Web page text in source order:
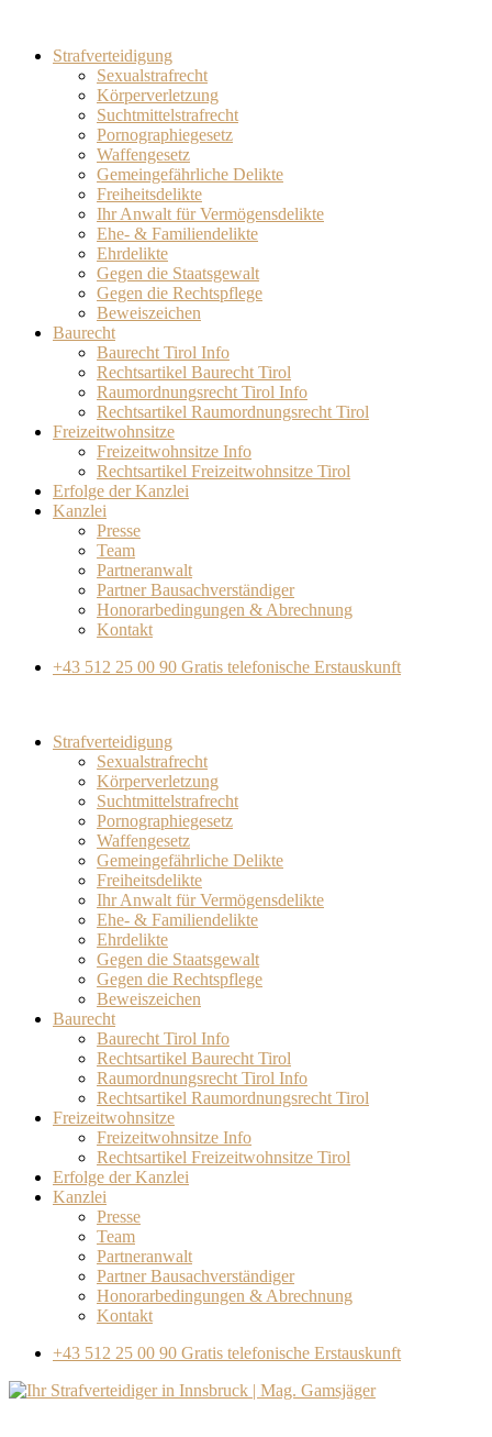
Strafverteidigung
Sexualstrafrecht
Körperverletzung
Suchtmittelstrafrecht
Pornographiegesetz
Waffengesetz
Gemeingefährliche Delikte
Freiheitsdelikte
Ihr Anwalt für Vermögensdelikte
Ehe- & Familiendelikte
Ehrdelikte
Gegen die Staatsgewalt
Gegen die Rechtspflege
Beweiszeichen
Baurecht
Baurecht Tirol Info
Rechtsartikel Baurecht Tirol
Raumordnungsrecht Tirol Info
Rechtsartikel Raumordnungsrecht Tirol
Freizeitwohnsitze
Freizeitwohnsitze Info
Rechtsartikel Freizeitwohnsitze Tirol
Erfolge der Kanzlei
Kanzlei
Presse
Team
Partneranwalt​
Partner Bausachverständiger
Honorarbedingungen & Abrechnung
Kontakt
+43 512 25 00 90 Gratis telefonische Erstauskunft
Strafverteidigung
Sexualstrafrecht
Körperverletzung
Suchtmittelstrafrecht
Pornographiegesetz
Waffengesetz
Gemeingefährliche Delikte
Freiheitsdelikte
Ihr Anwalt für Vermögensdelikte
Ehe- & Familiendelikte
Ehrdelikte
Gegen die Staatsgewalt
Gegen die Rechtspflege
Beweiszeichen
Baurecht
Baurecht Tirol Info
Rechtsartikel Baurecht Tirol
Raumordnungsrecht Tirol Info
Rechtsartikel Raumordnungsrecht Tirol
Freizeitwohnsitze
Freizeitwohnsitze Info
Rechtsartikel Freizeitwohnsitze Tirol
Erfolge der Kanzlei
Kanzlei
Presse
Team
Partneranwalt​
Partner Bausachverständiger
Honorarbedingungen & Abrechnung
Kontakt
+43 512 25 00 90 Gratis telefonische Erstauskunft